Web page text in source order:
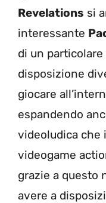
Revelations si
interessante
di un
disposizione
giocare
espandendo
videoludica che
videogame
grazie a questo
avere a